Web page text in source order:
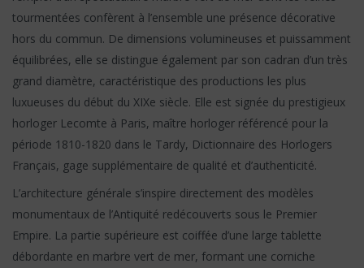
tourmentées confèrent à l’ensemble une présence décorative
hors du commun. De dimensions volumineuses et puissamment
équilibrées, elle se distingue également par son cadran d’un très
grand diamètre, caractéristique des productions les plus
luxueuses du début du XIXe siècle. Elle est signée du prestigieux
horloger Lecomte à Paris, maître horloger référencé pour la
période 1810-1820 dans le Tardy, Dictionnaire des Horlogers
Français, gage supplémentaire de qualité et d’authenticité.
L’architecture générale s’inspire directement des modèles
monumentaux de l’Antiquité redécouverts sous le Premier
Empire. La partie supérieure est coiffée d’une large tablette
débordante en marbre vert de mer, formant une corniche